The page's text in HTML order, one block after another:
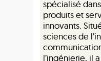
spécialisé
produits et
innovants.
sciences de
l’ingénierie, il